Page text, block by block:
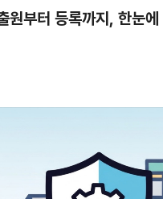
원부터 등록까지, 한눈